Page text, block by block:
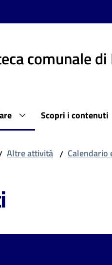
comunale
Scopri i contenuti
Altre attività / Calendario